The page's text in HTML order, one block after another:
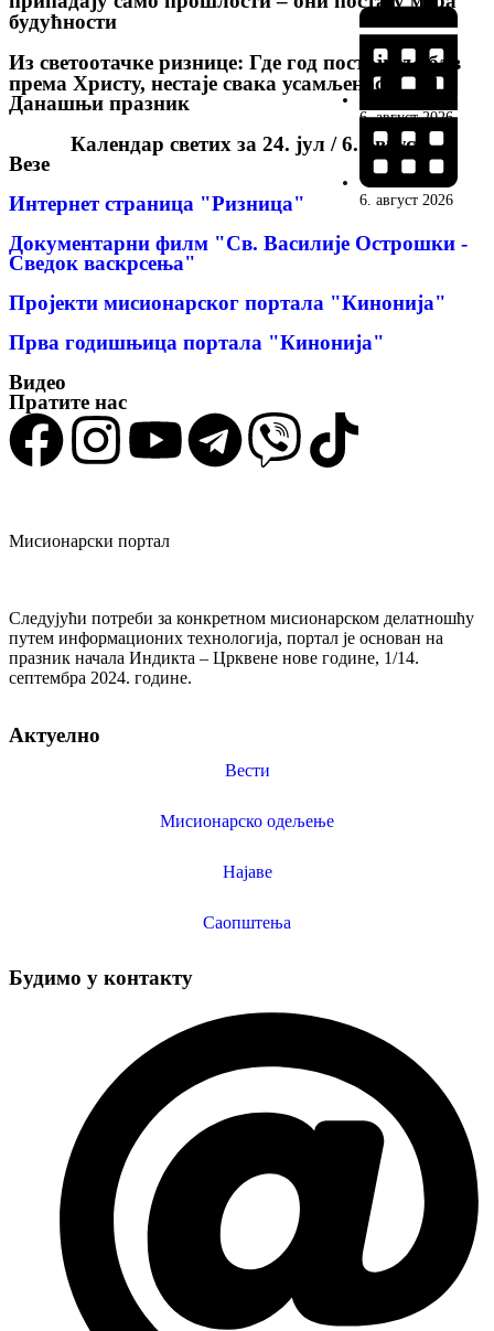
будућности
6. август 2026
Из светоотачке ризнице: Где год постоји љубав
према Христу, нестаје свака усамљеност
6. август 2026
Данашњи празник
Календар светих за 24. јул / 6. август
Везе
Интернет страница "Ризница"
Документарни филм "Св. Василије Острошки -
Сведок васкрсења"
Пројекти мисионарског портала "Кинонија"
Прва годишњица портала "Кинонија"
Видео
Пратите нас
Мисионарски портал
Следујући потреби за конкретном мисионарском делатношћу
путем информационих технологија, портал је основан на
празник начала Индикта – Црквене нове године, 1/14.
септембра 2024. године.
Актуелно
Вести
Мисионарско одељење
Најаве
Саопштења
Будимо у контакту